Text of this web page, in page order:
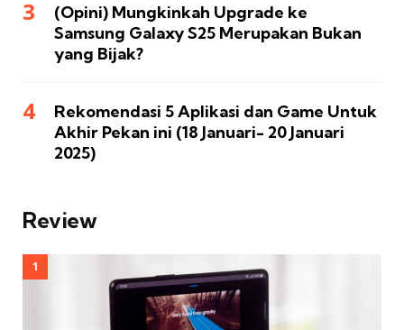
(Opini) Mungkinkah Upgrade ke
Samsung Galaxy S25 Merupakan Bukan
yang Bijak?
Rekomendasi 5 Aplikasi dan Game Untuk
Akhir Pekan ini (18 Januari- 20 Januari
2025)
Review